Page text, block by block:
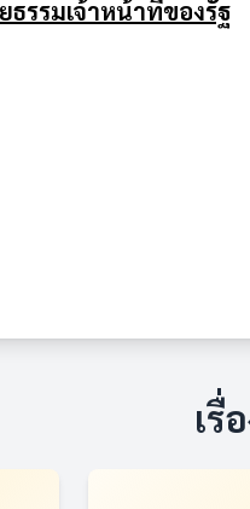
ธรรมเจ้าหน้าที่ของรัฐ
เรื่